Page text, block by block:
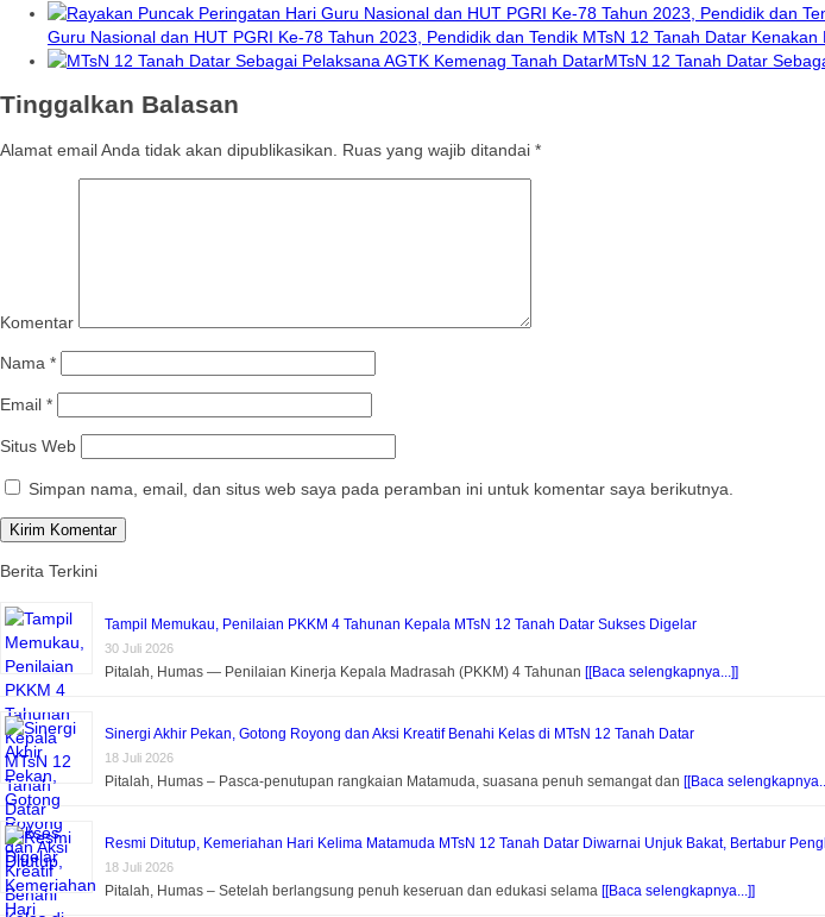
Guru Nasional dan HUT PGRI Ke-78 Tahun 2023, Pendidik dan Tendik MTsN 12 Tanah Datar
MTsN 12 Tanah Datar
Tinggalkan Balasan
Alamat email Anda tidak akan dipublikasikan. Ruas yang wajib ditandai *
Komentar
Nama *
Email *
Situs Web
Simpan nama, email, dan situs web saya pada peramban ini untuk komentar saya berikutnya.
Berita Terkini
Tampil Memukau, Penilaian PKKM 4 Tahunan Kepala MTsN 12 Tanah Datar Sukses Digelar
30 Juli 2026
Pitalah, Humas — Penilaian Kinerja Kepala Madrasah (PKKM) 4 Tahunan [[Baca selengkapnya...]]
Sinergi Akhir Pekan, Gotong Royong dan Aksi Kreatif Benahi Kelas di MTsN 12 Tanah Datar
18 Juli 2026
Pitalah, Humas – Pasca-penutupan rangkaian Matamuda, suasana penuh semangat dan [[Baca
Resmi Ditutup, Kemeriahan Hari Kelima Matamuda MTsN 12 Tanah Datar Diwarnai Unjuk Bakat, Bertabur
18 Juli 2026
Pitalah, Humas – Setelah berlangsung penuh keseruan dan edukasi selama [[Baca selengkapnya...]]